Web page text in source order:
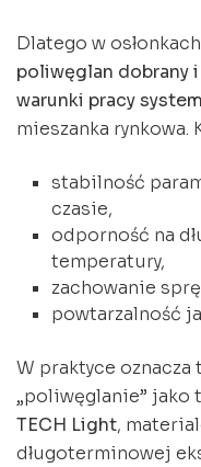
Dlatego w
poliwęglan dobrany
warunki pracy
mieszanka rynkowa.
stabilność
czasie,
odporność na
temperatury,
zachowanie
powtarzalność
W praktyce oznacza
„poliwęglanie” jako
TECH Light,
długoterminowej